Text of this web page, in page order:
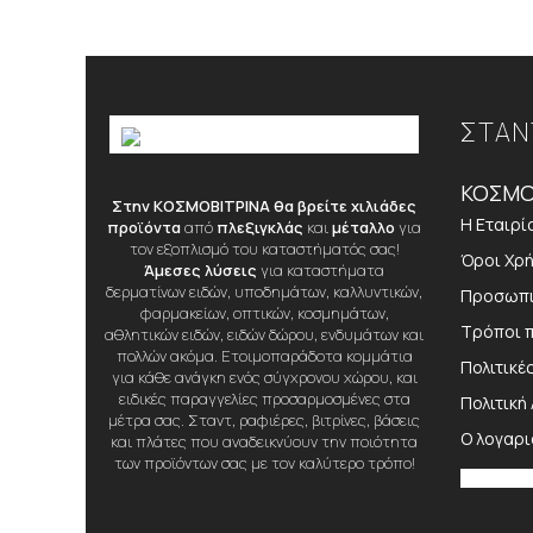
Στην ΚΟΣΜΟΒΙΤΡΙΝΑ θα βρείτε χιλιάδες
προϊόντααπό πλεξιγκλάς καιμέταλλο για
τον εξοπλισμό του καταστήματός σας!
Άμεσες λύσεις για καταστήματα
δερματίνων ειδών, υποδημάτων, καλλυντικών,
φαρμακείων, οπτικών, κοσμημάτων,
αθλητικών ειδών, ειδών δώρου, ενδυμάτων και
πολλών ακόμα. Ετοιμοπαράδοτα κομμάτια
για κάθε ανάγκη ενός σύγχρονου χώρου, και
ειδικές παραγγελίες προσαρμοσμένες στα
μέτρα σας. Σταντ, ραφιέρες, βιτρίνες, βάσεις
και πλάτες που αναδεικνύουν την ποιότητα
των προϊόντων σας με τον καλύτερο τρόπο!
Η
Όροι
Τρόποι
Ο